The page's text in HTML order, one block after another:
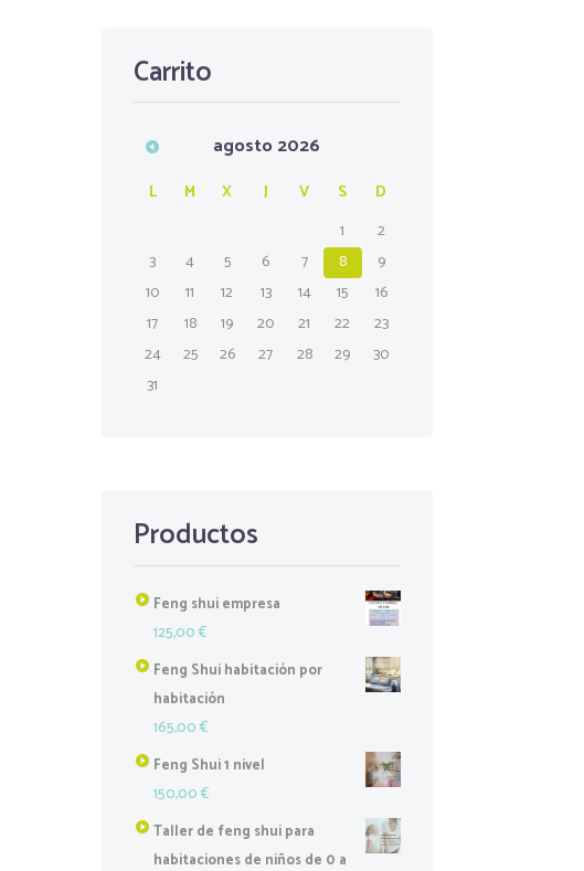
Carrito
agosto 2026
L M X J V S
D
1
2
3
4 5 6 7 8
9
10
11 12 13 14 15
16
17
18 19 20 21 22
23
24
25 26 27 28 29
30
31
Productos
Feng shui empresa
125,00€
Feng Shui habitación por
habitación
165,00€
Feng Shui 1 nivel
150,00€
Taller de feng shui para
habitaciones de niños de 0 a